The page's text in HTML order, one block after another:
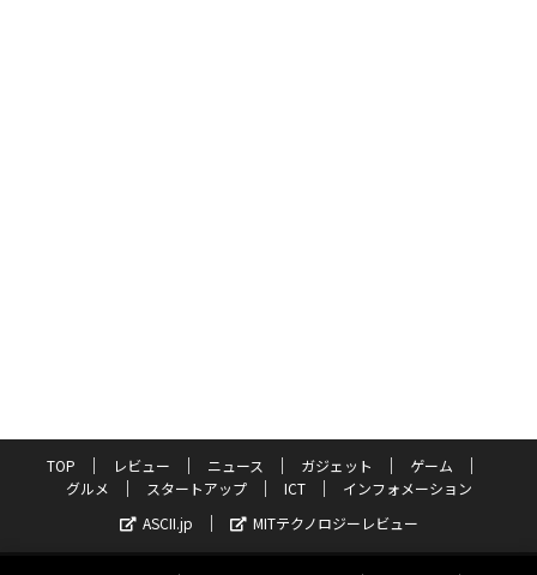
TOP レビュー ニュース ガジェット
ゲーム
グルメ
スタートアップ ICT
インフォメーション
ASCII.jp
MITテクノロジーレビュー